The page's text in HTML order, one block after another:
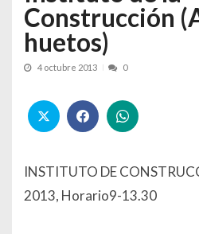
Construcción
huetos)
4 octubre 2013 0
INSTITUTO DE
2013, Horario9-13.30